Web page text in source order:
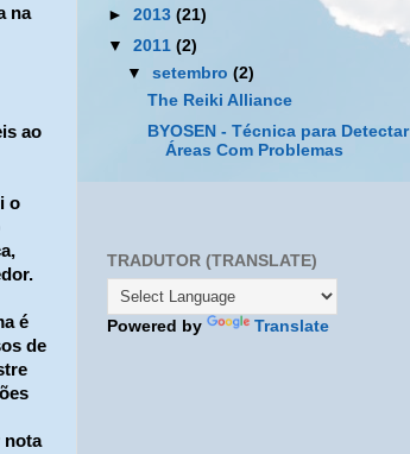
na
ao
o
é
de
nota
► 2013 (21)
▼ 2011 (2)
▼setembro(2)
The Reiki Alliance
BYOSEN - Técnica para Detectar
Áreas Com Problemas
TRADUTOR (TRANSLATE)
Powered by Translate